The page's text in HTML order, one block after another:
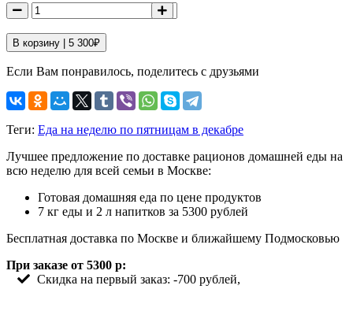
В корзину | 5 300₽
Если Вам понравилось, поделитесь с друзьями
Теги: Еда на неделю по пятницам в декабре
Лучшее предложение по доставке рационов домашней еды на
всю неделю для всей семьи в Москве:
Готовая домашняя еда по цене продуктов
7 кг еды и 2 л напитков за 5300 рублей
Бесплатная доставка по Москве и ближайшему Подмосковью
При заказе от 5300 р:
Скидка на первый заказ: -700 рублей,